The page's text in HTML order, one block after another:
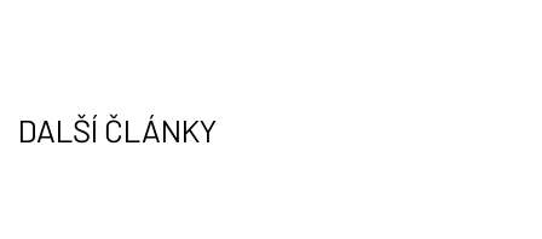
DALŠÍ ČLÁNKY